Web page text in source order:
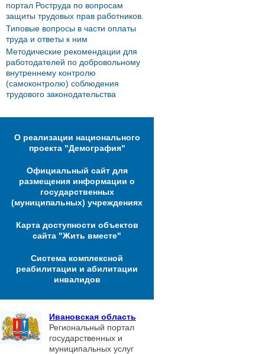
портал Роструда по вопросам
защиты трудовых прав работников.
Типовые вопросы в части оплаты
труда и ответы к ним
Методические рекомендации для
работодателей по добровольному
внутреннему контролю
(самоконтролю) соблюдения
трудового законодательства
О реализации национального
проекта "Демография"
Официальный сайт для
размещения информации о
государственных
(муниципальных) учреждениях
Карта доступности объектов
сайта "Жить вместе"
Система комплексной
реабилитации и абилитации
инвалидов
Ивановская область
Региональный портал
государственных и
муниципальных услуг